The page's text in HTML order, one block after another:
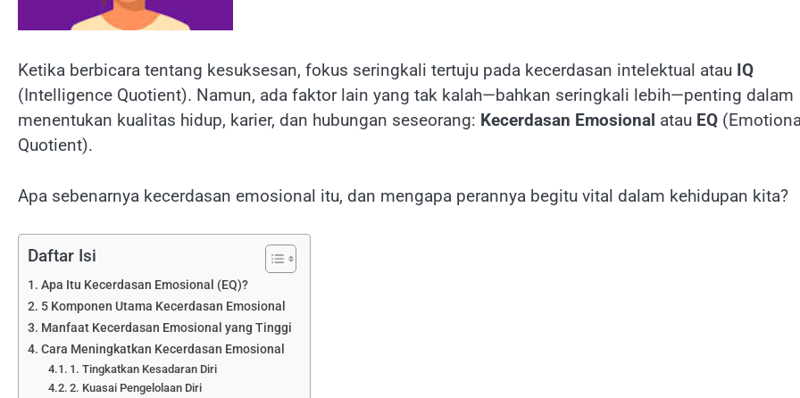
Ketika berbicara tentang kesuksesan, fokus seringkali tertuju pada kecerdasan intelektual atau IQ
(Intelligence Quotient). Namun, ada faktor lain yang tak kalah—bahkan seringkali lebih—penting dalam
menentukan kualitas hidup, karier, dan hubungan seseorang: Kecerdasan Emosional atau EQ
Quotient).
Apa sebenarnya kecerdasan emosional itu, dan mengapa perannya begitu vital dalam kehidupan kita?
Daftar Isi
Apa Itu Kecerdasan Emosional (EQ)?
5 Komponen Utama Kecerdasan Emosional
Manfaat Kecerdasan Emosional yang Tinggi
Cara Meningkatkan Kecerdasan Emosional
1. Tingkatkan Kesadaran Diri
2. Kuasai Pengelolaan Diri